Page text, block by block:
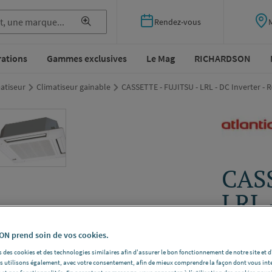
Rendez-vous
Gammes exclusives Le Mag RICHARDSON
Climatiseur gainable CASSETTE - FUJITSU - LRL - DC Inverter -
LRL
Unité
prend soin de vos cookies.
des cookies et des technologies similaires afin d'assurer le bon fonctionnement de notre site et
utilisons également, avec votre consentement, afin de mieux comprendre la façon dont vous